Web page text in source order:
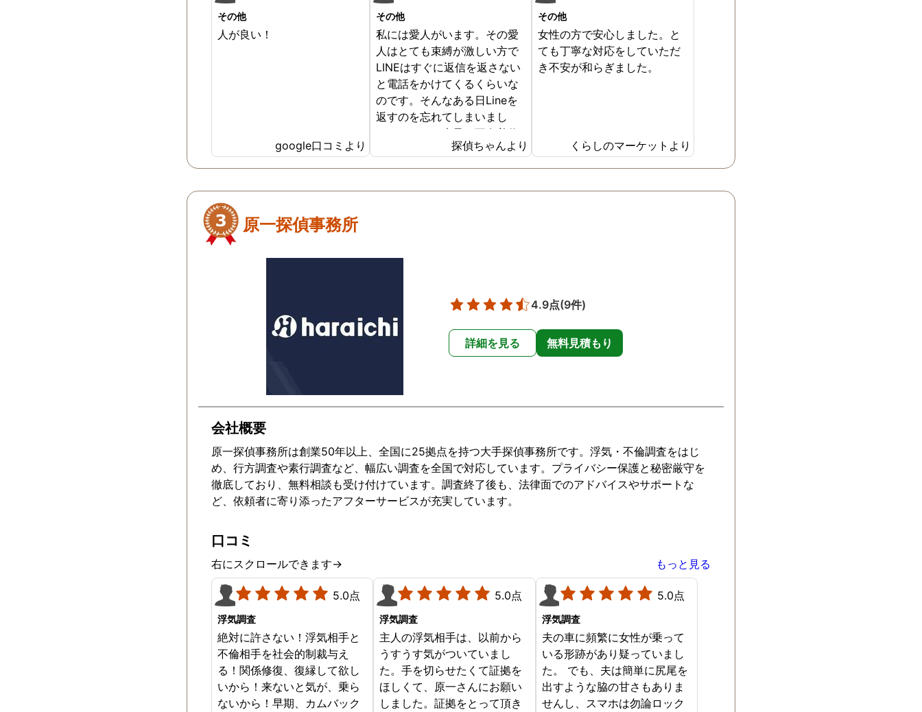
その他
人が良い！
google口コミより
その他
私には愛人がいます。その愛
人はとても束縛が激しい方で
LINEはすぐに返信を返さない
と電話をかけてくるくらいな
のです。そんなある日Lineを
返すのを忘れてしまいまし
た。もちろん大量の不在着信
です。その一時間後お家に来
ました。もちろん謝りまし
後日また返信を忘れてしまい
ました。そしてラインを見る
と音声メッセージが送られて
きました。聞いてみると僕の
を仕掛けたのと言われぞっと
れました。するとぼくの寝室
でピーという音が鳴りはんの
うがありました。その後は業
者が回収してくれてぼくは一
探偵ちゃんより
その他
女性の方で安心しました。と
ても丁寧な対応をしていただ
き不安が和らぎました。
くらしのマーケットより
原一探偵事務所
4.9点(9件)
詳細を見る 無料見積もり
会社概要
原一探偵事務所は創業50年以上、全国に25拠点を持つ大手探偵事務所です。浮気・不倫調査をはじ
め、行方調査や素行調査など、幅広い調査を全国で対応しています。プライバシー保護と秘密厳守を
徹底しており、無料相談も受け付けています。調査終了後も、法律面でのアドバイスやサポートな
ど、依頼者に寄り添ったアフターサービスが充実しています。
口コミ
右にスクロールできます→ もっと見る
5.0点
浮気調査
絶対に許さない！浮気相手と
不倫相手を社会的制裁与え
る！関係修復、復縁して欲し
いから！来ないと気が、乗ら
ないから！早期、カムバック
5.0点
浮気調査
主人の浮気相手は、以前から
うすうす気がついていまし
た。手を切らせたくて証拠を
ほしくて、原一さんにお願い
しました。証拠をとって頂き
5.0点
浮気調査
夫の車に頻繁に女性が乗って
いる形跡があり疑っていまし
た。 でも、夫は簡単に尻尾を
出すような脇の甘さもありま
せんし、スマホは勿論ロック